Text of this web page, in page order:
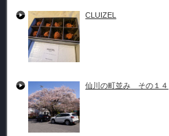
CLUIZEL
仙川の町並み その１４